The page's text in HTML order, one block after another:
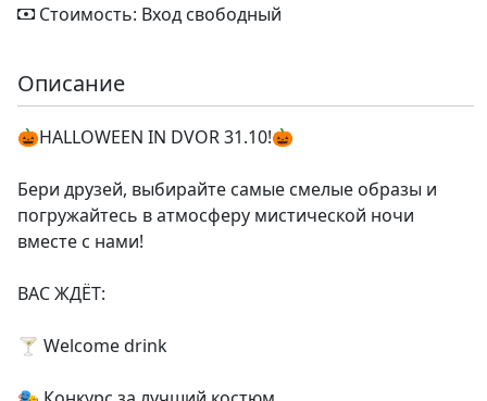
Стоимость: Вход свободный
Описание
🎃HALLOWEEN IN DVOR 31.10!🎃
Бери друзей, выбирайте самые смелые образы и
погружайтесь в атмосферу мистической ночи
вместе с нами!
ВАС ЖДЁТ:
🍸 Welcome drink